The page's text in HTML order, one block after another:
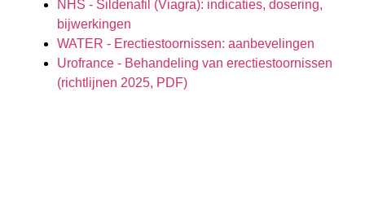
NHS - Sildenafil (Viagra): indicaties, dosering,
bijwerkingen
WATER - Erectiestoornissen: aanbevelingen
Urofrance - Behandeling van erectiestoornissen
(richtlijnen 2025, PDF)